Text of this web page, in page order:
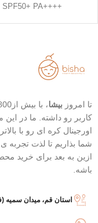
++++SPF50+ PA
تاریخ انقضاء : 2026/03/04
تا امروز بیشا
کاربر رو داشته. ما در
اورجینال کره ای رو با
شما بذاریم تا لذت تجربه ی
ازین به بعد برای خرید
باشه.
استان قم، میدان